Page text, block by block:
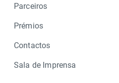
Parceiros
Prémios
Contactos
Sala de Imprensa